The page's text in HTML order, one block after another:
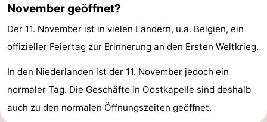
November geöffnet?
Der 11. November ist in vielen Ländern, u.a. Belgien, ein
offizieller Feiertag zur Erinnerung an den Ersten Weltkrieg.
In den Niederlanden ist der 11. November jedoch ein
normaler Tag. Die Geschäfte in Oostkapelle sind deshalb
auch zu den normalen Öffnungszeiten geöffnet.